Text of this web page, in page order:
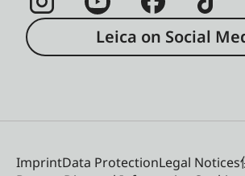
Leica on Social
ImprintData ProtectionLegal Notices